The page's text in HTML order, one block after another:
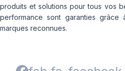
produits et solutions pour tous vos
performance sont garanties grâce
marques reconnues.